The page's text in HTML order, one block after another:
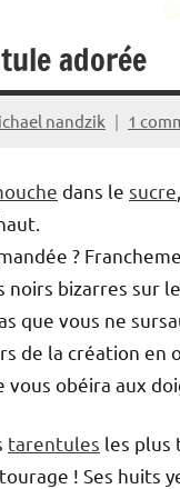
adorée
nandzik 1
dans le sucre
?
noirs bizarres sur
que vous ne
de la création en
vous obéira aux
tarentules les plus
! Ses huits